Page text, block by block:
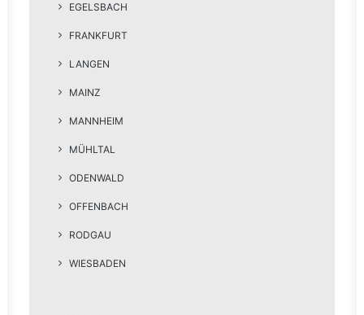
EGELSBACH
FRANKFURT
LANGEN
MAINZ
MANNHEIM
MÜHLTAL
ODENWALD
OFFENBACH
RODGAU
WIESBADEN